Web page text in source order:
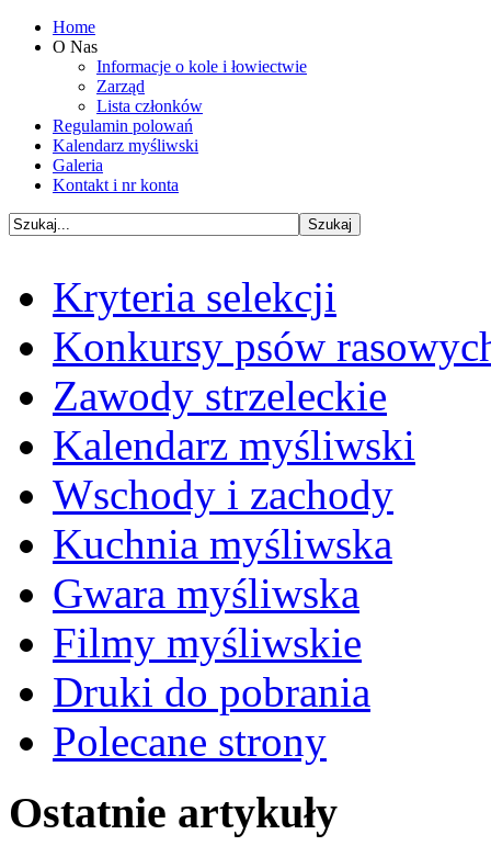
Home
O Nas
Informacje o kole i łowiectwie
Zarząd
Lista członków
Regulamin polowań
Kalendarz myśliwski
Galeria
Kontakt i nr konta
Kryteria selekcji
Konkursy psów
Zawody strzeleckie
Kalendarz myśliwski
Wschody i zachody
Kuchnia myśliwska
Gwara myśliwska
Filmy myśliwskie
Druki do pobrania
Polecane strony
Ostatnie artykuły